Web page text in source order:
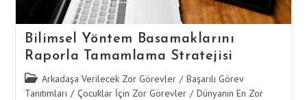
Bilimsel Yöntem Basamaklarını
Raporla Tamamlama Stratejisi
Post
category:
Arkadaşa Verilecek Zor Görevler / Başarılı Görev
Tanıtımları / Çocuklar İçin Zor Görevler / Dünyanın En Zor